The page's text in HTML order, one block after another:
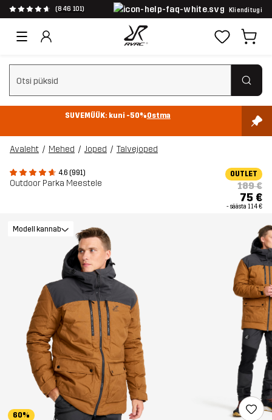
(846 101) Klienditugi
Tühjenda otsing
SUVEMÜÜK: kuni -50%Ostma
Avaleht Mehed Joped Talvejoped
4.6 (991)
Outdoor Parka Meestele
OUTLET
189 €
75 €
- säästa 114 €
60%
Modell kannab